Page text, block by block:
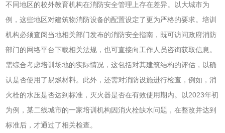
不同地区的校外教育机构在消防安全管理上存在差异。以大城市为
例，这些地区对建筑物消防设备的配置设定了更为严格的要求。培训
机构必须查阅当地相关部门发布的消防安全指南，既可访问政府消防
部门的网络平台下载相关法规，也可直接向工作人员咨询获取信息。
需综合考虑培训场地的实际情况，这包括对其建筑结构的评估，以确
认是否使用了易燃材料。此外，还需对消防设施进行检查，例如，消
火栓的水压是否达到标准，灭火器是否在有效使用期内。以2023年初
为例，某二线城市的一家培训机构因消火栓缺水问题，在整改并达到
标准后，才通过了相关检查。